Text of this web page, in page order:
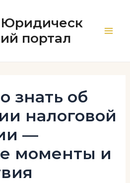
Юридическ
ий портал
знать об
налоговой
—
моменты и